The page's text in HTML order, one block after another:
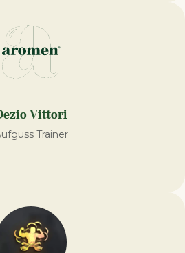
Vittori
Trainer